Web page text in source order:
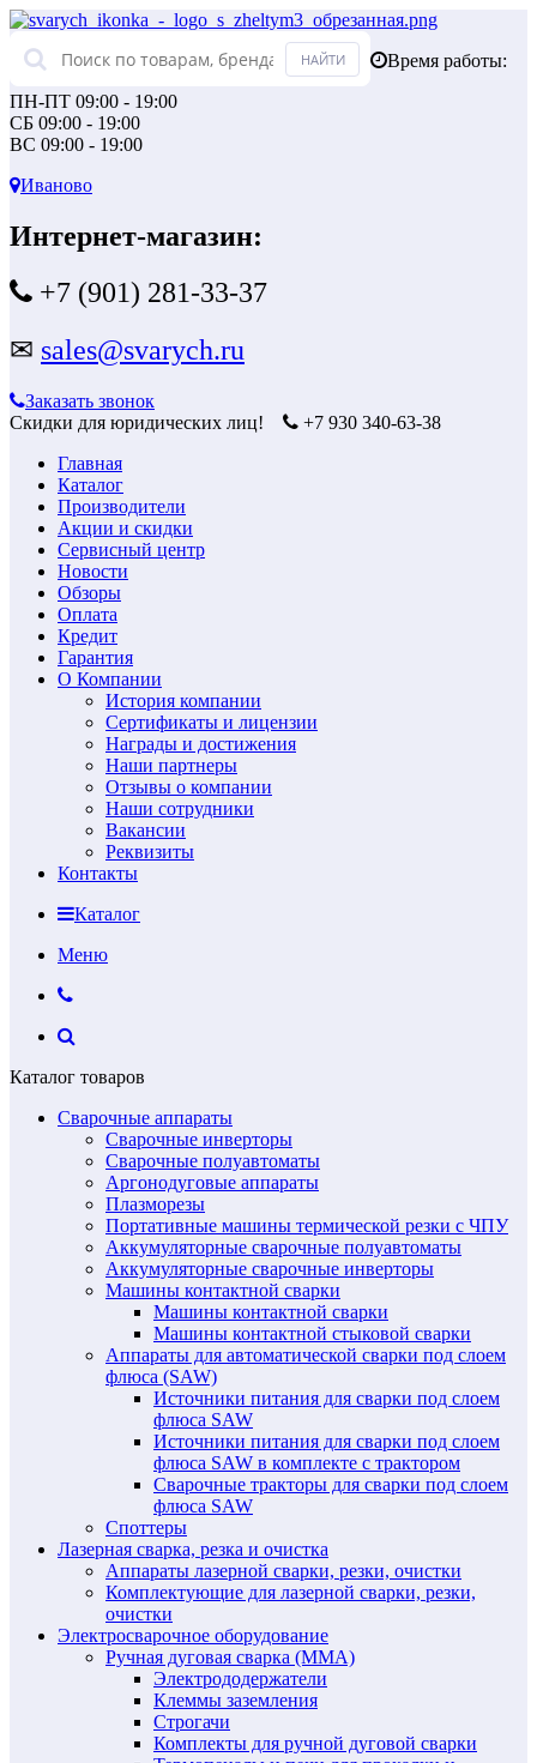
Время работы:
ПН-ПТ 09:00 - 19:00
СБ 09:00 - 19:00
ВС 09:00 - 19:00
Иваново
Интернет-магазин:
+7 (901) 281-33-37
✉ sales@svarych.ru
Заказать звонок
Скидки для юридических лиц!
+7 930 340-63-38
Главная
Каталог
Производители
Акции и скидки
Сервисный центр
Новости
Обзоры
Оплата
Кредит
Гарантия
О Компании
История компании
Сертификаты и лицензии
Награды и достижения
Наши партнеры
Отзывы о компании
Наши сотрудники
Вакансии
Реквизиты
Контакты
Каталог
Меню
Каталог товаров
Сварочные аппараты
Сварочные инверторы
Сварочные полуавтоматы
Аргонодуговые аппараты
Плазморезы
Портативные машины термической резки с ЧПУ
Аккумуляторные сварочные полуавтоматы
Аккумуляторные сварочные инверторы
Машины контактной сварки
Машины контактной сварки
Машины контактной стыковой сварки
Аппараты для автоматической сварки под слоем
флюса (SAW)
Источники питания для сварки под слоем
флюса SAW
Источники питания для сварки под слоем
флюса SAW в комплекте с трактором
Сварочные тракторы для сварки под слоем
флюса SAW
Споттеры
Лазерная сварка, резка и очистка
Аппараты лазерной сварки, резки, очистки
Комплектующие для лазерной сварки, резки,
очистки
Электросварочное оборудование
Ручная дуговая сварка (MMA)
Электрододержатели
Клеммы заземления
Строгачи
Комплекты для ручной дуговой сварки